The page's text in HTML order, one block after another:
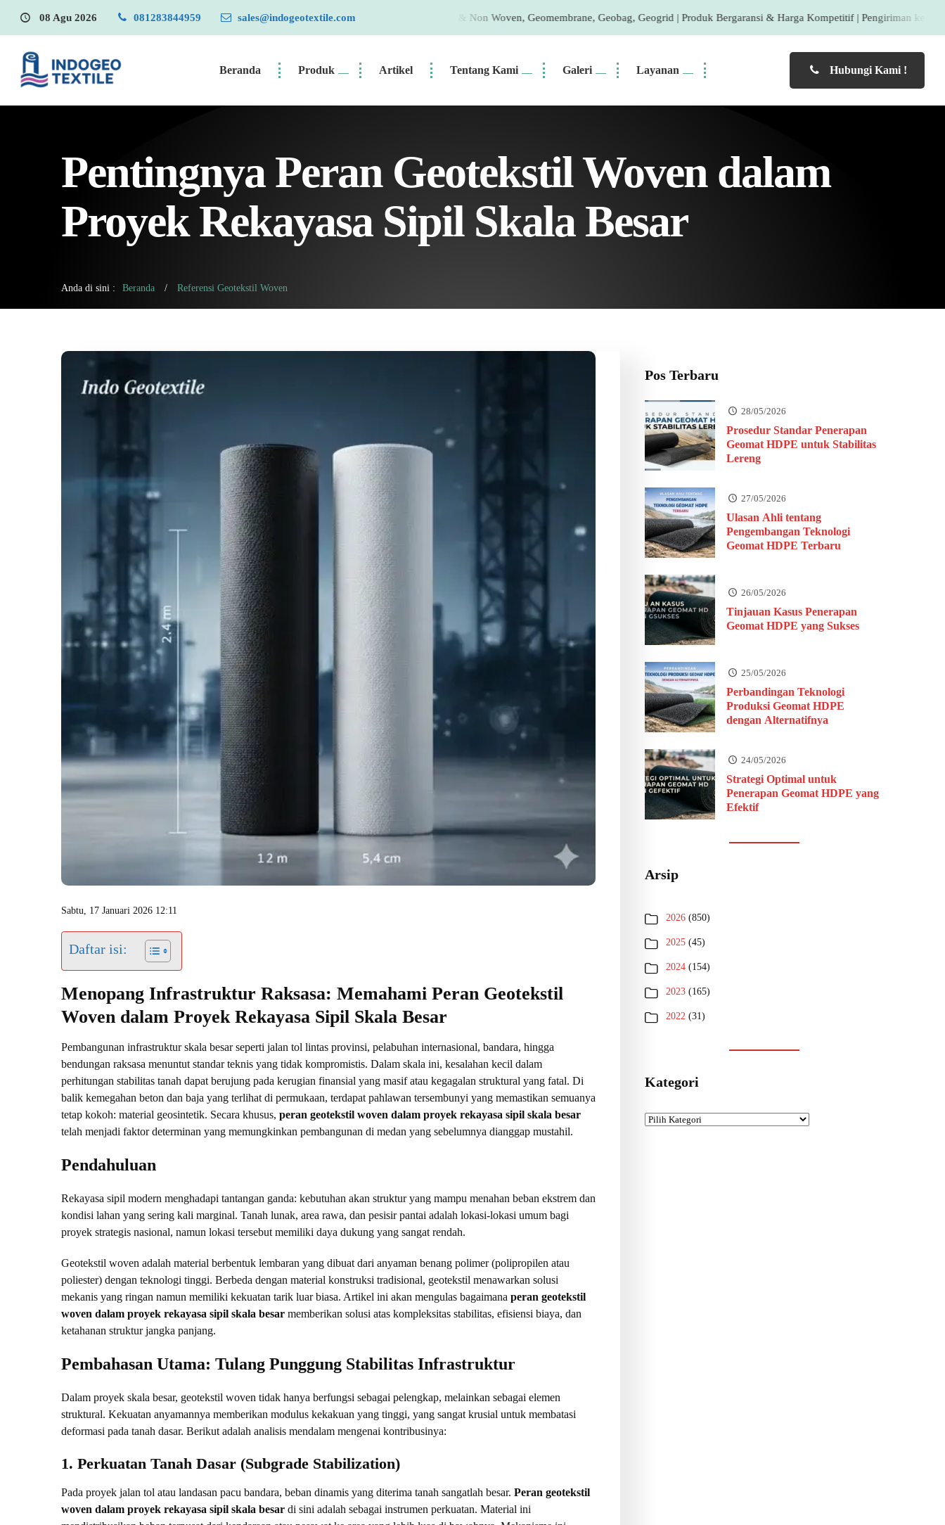
08 Agu 2026 081283844959 sales@indogeotextile.com
Penjualan Geotextile Berkualitas dan Ekonomis | Menyediakan Geotextile Woven & Non Woven, Geomembrane, Geobag, Geogrid | Produk Bergaransi & Harga Kompetitif | Pengiriman ke Seluruh Indonesia
Beranda Produk Artikel Tentang Kami Galeri Layanan Hubungi Kami !
Pentingnya Peran Geotekstil Woven dalam
Proyek Rekayasa Sipil Skala Besar
Anda di sini : Beranda / Referensi Geotekstil Woven
Sabtu, 17 Januari 2026 12:11
Daftar isi:
Menopang Infrastruktur Raksasa: Memahami Peran Geotekstil
Woven dalam Proyek Rekayasa Sipil Skala Besar
Pembangunan infrastruktur skala besar seperti jalan tol lintas provinsi, pelabuhan internasional, bandara, hingga
bendungan raksasa menuntut standar teknis yang tidak kompromistis. Dalam skala ini, kesalahan kecil dalam
perhitungan stabilitas tanah dapat berujung pada kerugian finansial yang masif atau kegagalan struktural yang fatal. Di
balik kemegahan beton dan baja yang terlihat di permukaan, terdapat pahlawan tersembunyi yang memastikan semuanya
tetap kokoh: material geosintetik. Secara khusus, peran geotekstil woven dalam proyek rekayasa sipil skala besar
telah menjadi faktor determinan yang memungkinkan pembangunan di medan yang sebelumnya dianggap mustahil.
Pendahuluan
Rekayasa sipil modern menghadapi tantangan ganda: kebutuhan akan struktur yang mampu menahan beban ekstrem dan
kondisi lahan yang sering kali marginal. Tanah lunak, area rawa, dan pesisir pantai adalah lokasi-lokasi umum bagi
proyek strategis nasional, namun lokasi tersebut memiliki daya dukung yang sangat rendah.
Geotekstil woven adalah material berbentuk lembaran yang dibuat dari anyaman benang polimer (polipropilen atau
poliester) dengan teknologi tinggi. Berbeda dengan material konstruksi tradisional, geotekstil menawarkan solusi
mekanis yang ringan namun memiliki kekuatan tarik luar biasa. Artikel ini akan mengulas bagaimana peran geotekstil
woven dalam proyek rekayasa sipil skala besar memberikan solusi atas kompleksitas stabilitas, efisiensi biaya, dan
ketahanan struktur jangka panjang.
Pembahasan Utama: Tulang Punggung Stabilitas Infrastruktur
Dalam proyek skala besar, geotekstil woven tidak hanya berfungsi sebagai pelengkap, melainkan sebagai elemen
struktural. Kekuatan anyamannya memberikan modulus kekakuan yang tinggi, yang sangat krusial untuk membatasi
deformasi pada tanah dasar. Berikut adalah analisis mendalam mengenai kontribusinya:
1. Perkuatan Tanah Dasar (Subgrade Stabilization)
Pada proyek jalan tol atau landasan pacu bandara, beban dinamis yang diterima tanah sangatlah besar. Peran geotekstil
woven dalam proyek rekayasa sipil skala besar di sini adalah sebagai instrumen perkuatan. Material ini
Pos Terbaru
28/05/2026
Prosedur Standar Penerapan
Geomat HDPE untuk Stabilitas
Lereng
27/05/2026
Ulasan Ahli tentang
Pengembangan Teknologi
Geomat HDPE Terbaru
26/05/2026
Tinjauan Kasus Penerapan
Geomat HDPE yang Sukses
25/05/2026
Perbandingan Teknologi
Produksi Geomat HDPE
dengan Alternatifnya
24/05/2026
Strategi Optimal untuk
Penerapan Geomat HDPE yang
Efektif
Arsip
2026 (850)
2025 (45)
2024 (154)
2023 (165)
2022 (31)
Kategori
Kategori